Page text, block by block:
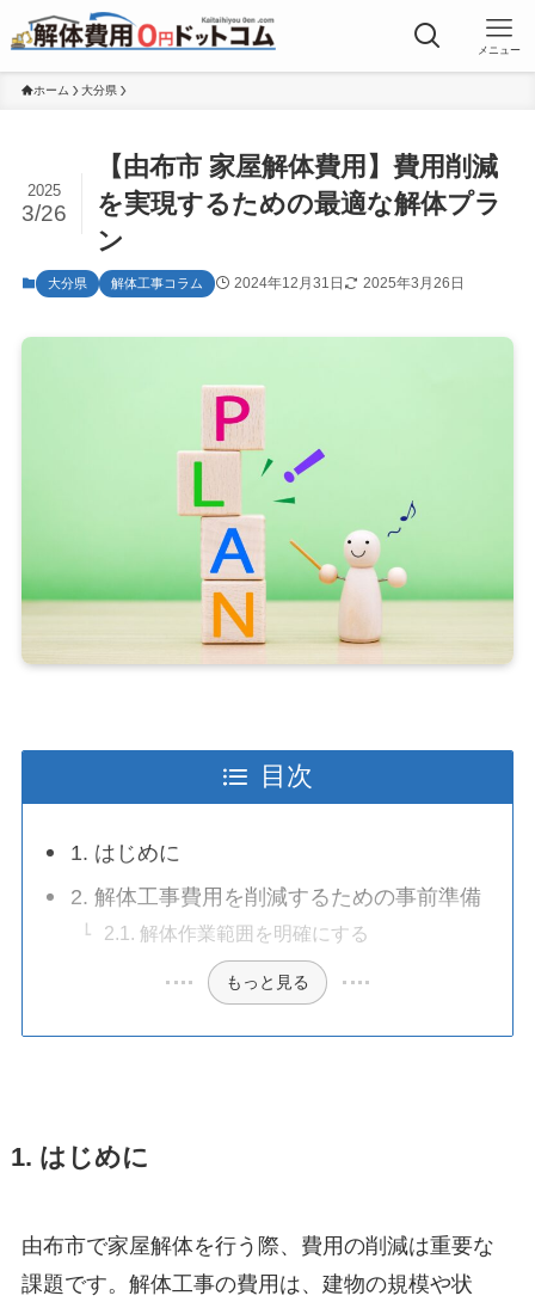
メニュー
ホーム 大分県
【由布市 家屋解体費用】費用削減
を実現するための最適な解体プラ
ン
2025
3/26
大分県 解体工事コラム 2024年12月31日 2025年3月26日
目次
1. はじめに
2. 解体工事費用を削減するための事前準備
2.1. 解体作業範囲を明確にする
もっと見る
1. はじめに
由布市で家屋解体を行う際、費用の削減は重要な
課題です。解体工事の費用は、建物の規模や状